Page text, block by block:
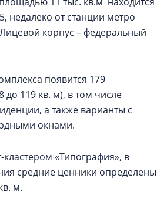
недалеко от станции метро
корпус – федеральный
появится 179
до 119 кв. м), в том числе
а также варианты с
окнами.
кластером «Типография», в
средние ценники определены
м.